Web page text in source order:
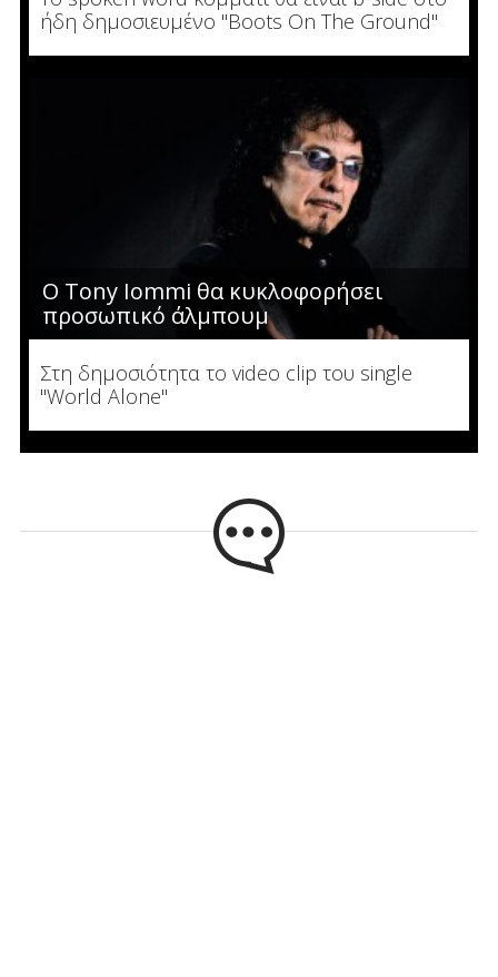
ήδη δημοσιευμένο "Boots On The Ground"
Ο Tony Iommi θα κυκλοφορήσει
προσωπικό άλμπουμ
Στη δημοσιότητα το video clip του single
"World Alone"